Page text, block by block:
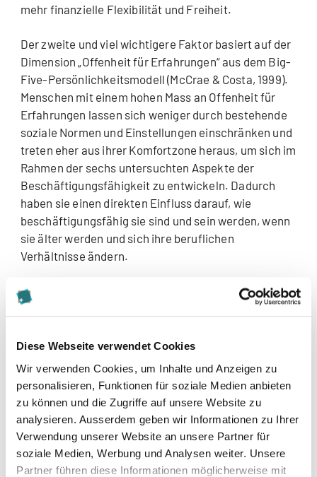
Diese Webseite verwendet Cookies
Wir verwenden Cookies, um Inhalte und Anzeigen zu
personalisieren, Funktionen für soziale Medien anbieten
zu können und die Zugriffe auf unsere Website zu
analysieren. Ausserdem geben wir Informationen zu Ihrer
Verwendung unserer Website an unsere Partner für
soziale Medien, Werbung und Analysen weiter. Unsere
Partner führen diese Informationen möglicherweise mit
mehr finanzielle Flexibilität und Freiheit.
Der zweite und viel wichtigere Faktor basiert auf der
Dimension „Offenheit für Erfahrungen“ aus dem Big-
Five-Persönlichkeitsmodell (McCrae & Costa, 1999).
Menschen mit einem hohen Mass an Offenheit für
Erfahrungen lassen sich weniger durch bestehende
soziale Normen und Einstellungen einschränken und
treten eher aus ihrer Komfortzone heraus, um sich im
Rahmen der sechs untersuchten Aspekte der
Beschäftigungsfähigkeit zu entwickeln. Dadurch
haben sie einen direkten Einfluss darauf, wie
beschäftigungsfähig sie sind und sein werden, wenn
sie älter werden und sich ihre beruflichen
Verhältnisse ändern.
Basierend auf diesen Erkenntnissen erstellte ich ein
Modell, welches Personen nach der Offenheit für
Personen können entsprechend in die vier
Kategorien «vorbereitet», «nicht vorbereitet»,
«befähigt» und «nicht befähigt» eingeteilt werden.